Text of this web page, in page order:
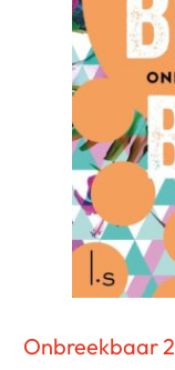
Onbreekbaar